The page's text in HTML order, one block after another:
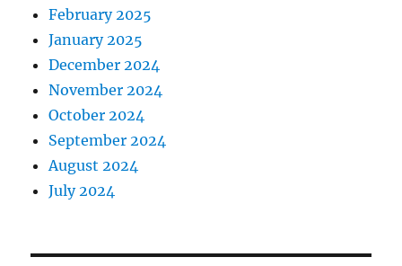
February 2025
January 2025
December 2024
November 2024
October 2024
September 2024
August 2024
July 2024